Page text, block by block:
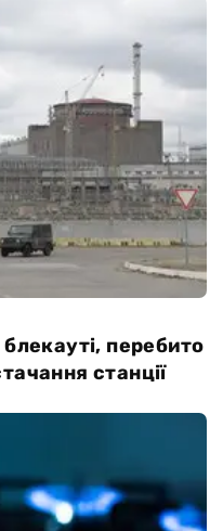
перебито
станції